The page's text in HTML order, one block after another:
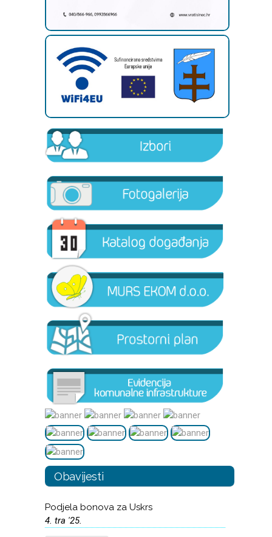
Obavijesti
Podjela bonova za Uskrs
4. tra '25.